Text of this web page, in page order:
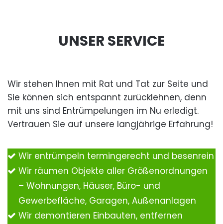
UNSER SERVICE
Wir stehen Ihnen mit Rat und Tat zur Seite und
Sie können sich entspannt zurücklehnen, denn
mit uns sind Entrümpelungen im Nu erledigt.
Vertrauen Sie auf unsere langjährige Erfahrung!
Wir entrümpeln termingerecht und besenrein
Wir räumen Objekte aller Größenordnungen
– Wohnungen, Häuser, Büro- und
Gewerbefläche, Garagen, Außenanlagen
Wir demontieren Einbauten, entfernen